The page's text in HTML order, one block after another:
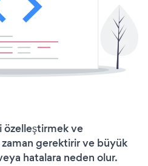
özelleştirmek ve
gerektirir ve büyük
hatalara neden olur.